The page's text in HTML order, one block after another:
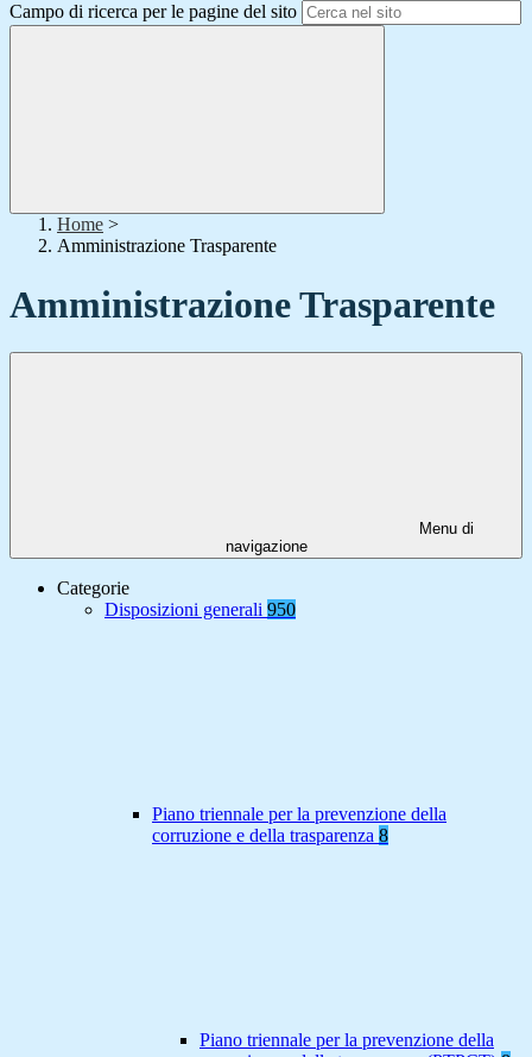
Campo di ricerca per le pagine del sito
Home >
Amministrazione Trasparente
Amministrazione Trasparente
Menu di
navigazione
Categorie
Disposizioni generali 950
Piano triennale per la prevenzione della
corruzione e della trasparenza 8
Piano triennale per la prevenzione della